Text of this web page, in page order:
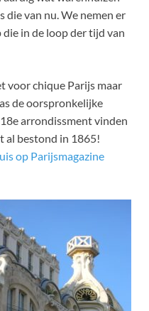
die van nu. We nemen er
in de loop der tijd van
voor chique Parijs maar
de oorspronkelijke
arrondissment vinden
al bestond in 1865!
op Parijsmagazine